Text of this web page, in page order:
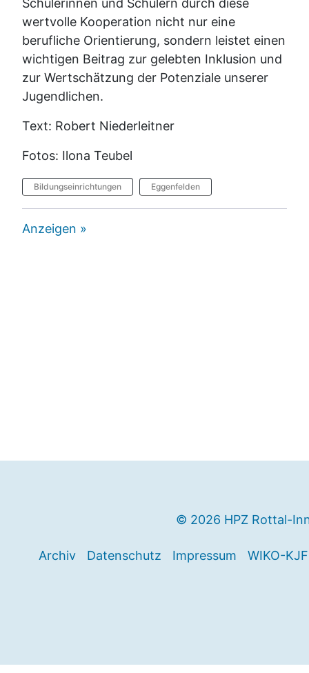
Schülerinnen und Schülern durch diese
wertvolle Kooperation nicht nur eine
berufliche Orientierung, sondern leistet einen
wichtigen Beitrag zur gelebten Inklusion und
zur Wertschätzung der Potenziale unserer
Jugendlichen.
Text: Robert Niederleitner
Fotos: Ilona Teubel
Bildungseinrichtungen Eggenfelden
Anzeigen »
© 2026 HPZ Rottal-
Archiv Datenschutz Impressum WIKO-KJF